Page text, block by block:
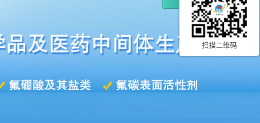
扫描二维码